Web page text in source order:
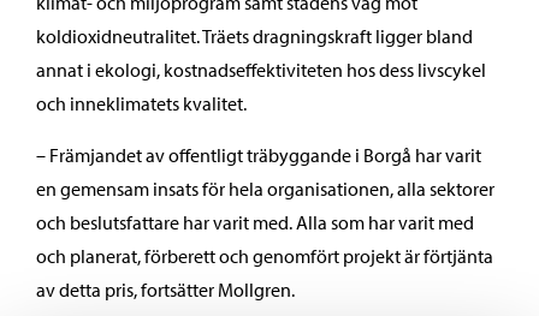
koldioxidneutralitet. Träets dragningskraft ligger bland
annat i ekologi, kostnadseffektiviteten hos dess livscykel
och inneklimatets kvalitet.
– Främjandet av offentligt träbyggande i Borgå har varit
en gemensam insats för hela organisationen, alla sektorer
och beslutsfattare har varit med. Alla som har varit med
och planerat, förberett och genomfört projekt är förtjänta
av detta pris, fortsätter Mollgren.